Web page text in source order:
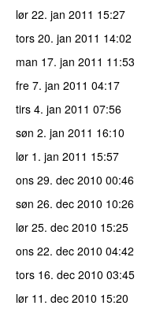
lør 22. jan 2011 15:27
tors 20. jan 2011 14:02
man 17. jan 2011 11:53
fre 7. jan 2011 04:17
tirs 4. jan 2011 07:56
søn 2. jan 2011 16:10
lør 1. jan 2011 15:57
ons 29. dec 2010 00:46
søn 26. dec 2010 10:26
lør 25. dec 2010 15:25
ons 22. dec 2010 04:42
tors 16. dec 2010 03:45
lør 11. dec 2010 15:20